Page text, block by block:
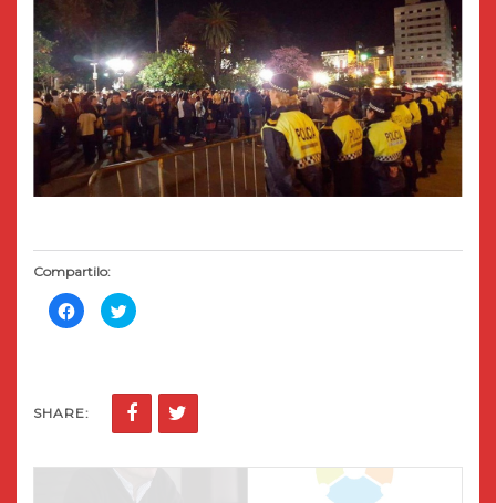
Compartilo:
Haz
clic
en
ventana
Haz
clic
abre
en
una
ventana
SHARE: